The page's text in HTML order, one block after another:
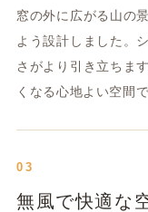
窓の外に広がる山の
よう設計しました。
さがより引き立ちま
くなる心地よい空間で
03
無風で快適な